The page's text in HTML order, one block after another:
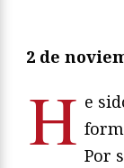
2 de
H e
Por